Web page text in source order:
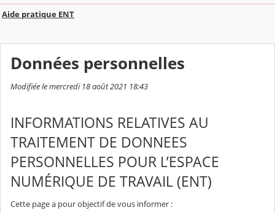
Aide pratique ENT
Données personnelles
Modifiée le mercredi 18 août 2021 18:43
INFORMATIONS RELATIVES AU
TRAITEMENT DE DONNEES
PERSONNELLES POUR L’ESPACE
NUMÉRIQUE DE TRAVAIL (ENT)
Cette page a pour objectif de vous informer :